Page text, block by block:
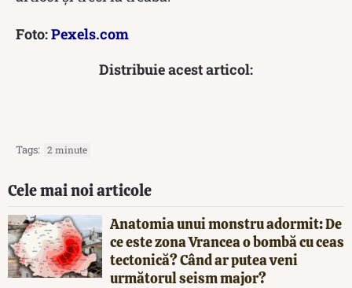
Foto:Pexels.com
Distribuie acest articol:
Tags: 2 minute
Cele mai noi articole
Anatomia unui monstru adormit: De
ce este zona Vrancea o bombă cu ceas
tectonică? Când ar putea veni
următorul seism major?